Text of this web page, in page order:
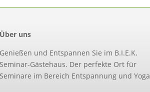
Über uns
Genießen und Entspannen Sie im B.I.E.K.
Seminar-Gästehaus. Der perfekte Ort für
Seminare im Bereich Entspannung und Yoga